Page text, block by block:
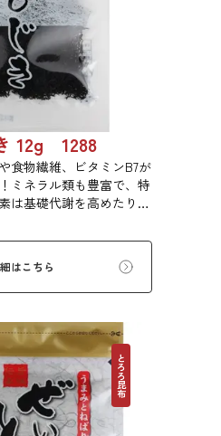
12g 1288
食物繊維、ビタミンB7が
ミネラル類も豊富で、特
は基礎代謝を高めたり、
を促進する効果がありま
はこちら
とろろ昆布